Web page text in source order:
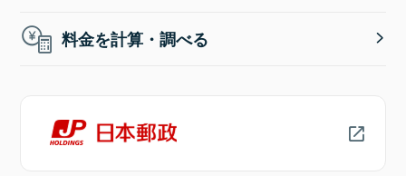
料金を計算・調べる